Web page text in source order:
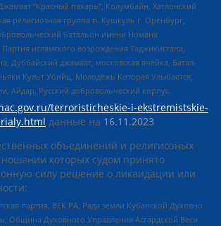
“Красный пахарь”, Колумбайн, Хатлонский
религиозная группа п. Кушкуль г. Оренбург,
батальон имени Номана
исламского возрождения Таджикистана,
Дуббайский джамаат, московская ячейка, Батал-
Культ Убийц, Молодёжь Которая Улыбается,
Айдар, Русский добровольческий корпус
terroristicheskie-i-ekstremistskie-
данные на 16.11.2023
объединений и религиозных
которых судом принято
силу решение о ликвидации или
партия, ВЕК РА, Рада земли Кубанской Духовно
Община Духовного Управления Асгардской Веси